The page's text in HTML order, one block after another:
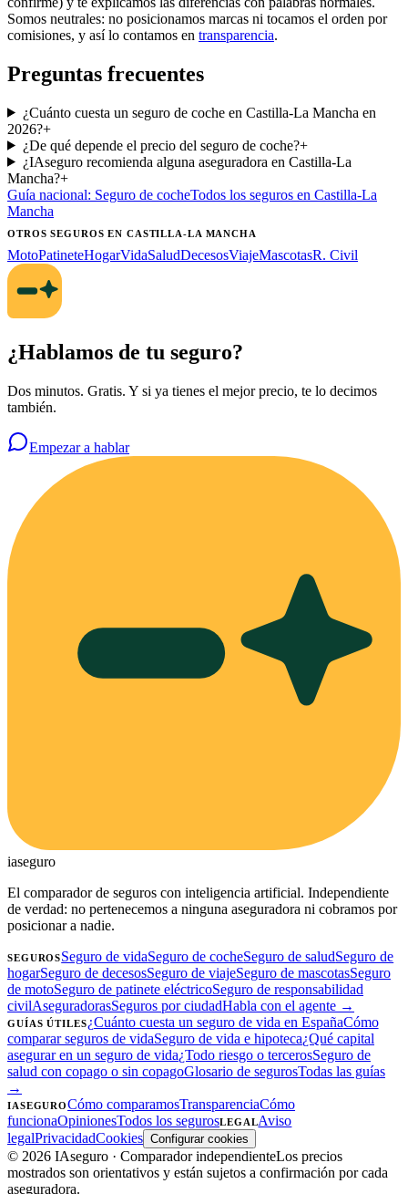
Somos neutrales: no posicionamos marcas ni tocamos el orden por
comisiones, y así lo contamos en transparencia.
Preguntas frecuentes
¿Cuánto cuesta un seguro de coche en Castilla-La Mancha en
2026?+
¿De qué depende el precio del seguro de coche?+
¿IAseguro recomienda alguna aseguradora en Castilla-La
Mancha?+
Guía nacional: Seguro de cocheTodos los seguros en Castilla-La
Mancha
OTROS SEGUROSEN CASTILLA-LA MANCHA
MotoPatineteHogarVidaSaludDecesosViajeMascotasR. Civil
¿Hablamos de tu seguro?
Dos minutos. Gratis. Y si ya tienes el mejor precio, te lo decimos
también.
Empezar a hablar
iaseguro
El comparador de seguros con inteligencia artificial. Independiente
de verdad: no pertenecemos a ninguna aseguradora ni cobramos por
posicionar a nadie.
SEGUROSSeguro de vidaSeguro de cocheSeguro de saludSeguro de
hogarSeguro de decesosSeguro de viajeSeguro de mascotasSeguro
de motoSeguro de patinete eléctricoSeguro de responsabilidad
civilAseguradorasSeguros por ciudadHabla con el agente →
GUÍAS ÚTILES¿Cuánto cuesta un seguro de vida en EspañaCómo
comparar seguros de vidaSeguro de vida e hipoteca¿Qué capital
asegurar en un seguro de vida¿Todo riesgo o tercerosSeguro de
salud con copago o sin copagoGlosario de segurosTodas las guías
→
IASEGUROCómo comparamosTransparenciaCómo
funcionaOpinionesTodos los segurosLEGALAviso
legalPrivacidadCookies Configurar cookies
© 2026 IAseguro · Comparador independienteLos precios
mostrados son orientativos y están sujetos a confirmación por cada
aseguradora.